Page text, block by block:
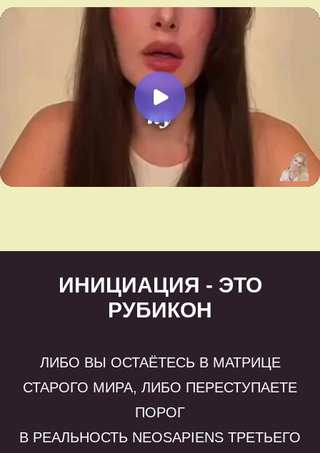
ИНИЦИАЦИЯ - ЭТО
РУБИКОН
ЛИБО ВЫ ОСТАЁТЕСЬ В МАТРИЦЕ
СТАРОГО МИРА, ЛИБО ПЕРЕСТУПАЕТЕ
ПОРОГ
В РЕАЛЬНОСТЬ NEOSAPIENS ТРЕТЬЕГО